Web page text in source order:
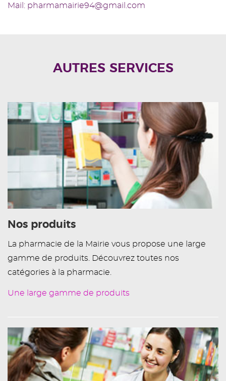
Mail: pharmamairie94@gmail.com
AUTRES SERVICES
Nos produits
La pharmacie de la Mairie vous propose une large
gamme de produits. Découvrez toutes nos
catégories à la pharmacie.
Une large gamme de produits